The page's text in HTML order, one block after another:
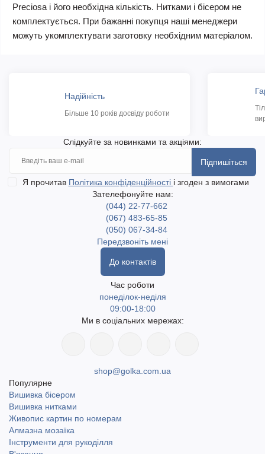
Preciosa і його необхідна кількість. Нитками і бісером не
комплектується. При бажанні покупця наші менеджери
можуть укомплектувати заготовку необхідним матеріалом.
Надійність
Більше 10 років досвіду роботи
Слідкуйте за новинками та акціями:
Підпишіться
Я прочитав Політика конфіденційності і згоден з вимогами
Зателефонуйте нам:
(044) 22-77-662
(067) 483-65-85
(050) 067-34-84
Передзвоніть мені
До контактів
Час роботи
понеділок-неділя
09:00-18:00
Ми в соціальних мережах:
shop@golka.com.ua
Популярне
Вишивка бісером
Вишивка нитками
Живопис картин по номерам
Алмазна мозаїка
Інструменти для рукоділля